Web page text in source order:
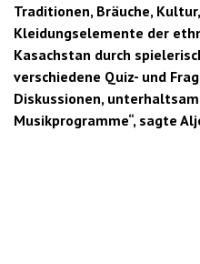
Traditionen, Bräuche,
Kleidungselemente der
Kasachstan durch
verschiedene Quiz- und
Diskussionen,
Musikprogramme“, sagte